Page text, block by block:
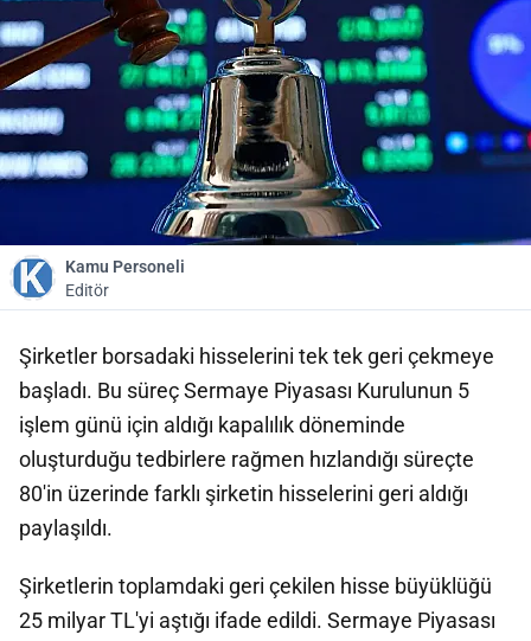
Kamu Personeli
Editör
Şirketler borsadaki hisselerini tek tek geri çekmeye
başladı. Bu süreç Sermaye Piyasası Kurulunun 5
işlem günü için aldığı kapalılık döneminde
oluşturduğu tedbirlere rağmen hızlandığı süreçte
80'in üzerinde farklı şirketin hisselerini geri aldığı
paylaşıldı.
Şirketlerin toplamdaki geri çekilen hisse büyüklüğü
25 milyar TL'yi aştığı ifade edildi. Sermaye Piyasası